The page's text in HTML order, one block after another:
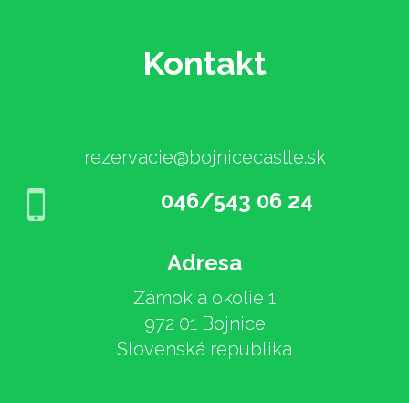
Kontakt
rezervacie@bojnicecastle.sk
046/543 06 24
Adresa
Zámok a okolie 1
972 01 Bojnice
Slovenská republika